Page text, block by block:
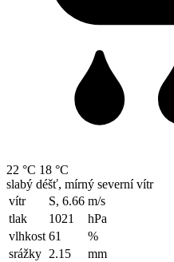
22 °C 18 °C
slabý déšť, mírný severní vítr
vítr
S, 6.66 m/s
tlak
1021
hPa
vlhkost 61
%
srážky 2.15
mm